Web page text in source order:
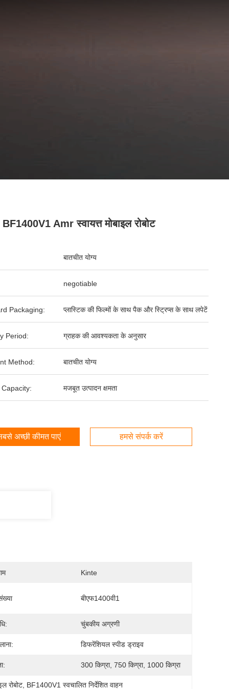
Amr स्वायत्त मोबाइल रोबोट
बातचीत योग्य
negotiable
Packaging: प्लास्टिक की फिल्मों के साथ पैक और स्ट्रिप्स के साथ लपेटें
Period: ग्राहक की आवश्यकता के अनुसार
Method: बातचीत योग्य
मजबूत उत्पादन क्षमता
अच्छी कीमत पाएं हमसे संपर्क करें
Kinte
बीएफ1400वी1
चुंबकीय अग्रणी
डिफरेंशियल स्पीड ड्राइव
300 किग्रा, 750 किग्रा, 1000 किग्रा
रोबोट BF1400V1 स्वचालित निर्देशित वाहन